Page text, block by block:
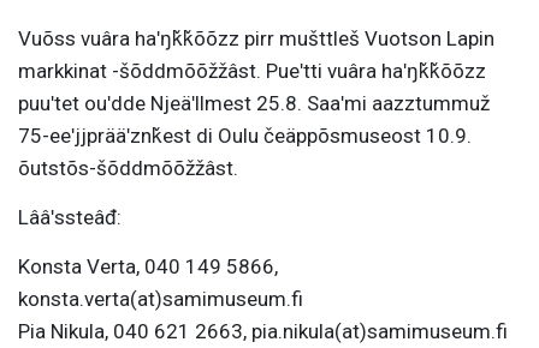
Vuõss vuâra haʹŋǩǩõõzz pirr mušttleš Vuotson Lapin
markkinat -šõddmõõžžâst. Pueʹtti vuâra haʹŋǩǩõõzz
puuʹtet ouʹdde Njeäʹllmest 25.8. Saaʹmi aazztummuž
75-eeʹjjprääʹznǩest di Oulu čeäppõsmuseost 10.9.
õutstõs-šõddmõõžžâst.
Lââʹssteâđ:
Konsta Verta, 040 149 5866,
konsta.verta(at)samimuseum.fi
Pia Nikula, 040 621 2663, pia.nikula(at)samimuseum.fi